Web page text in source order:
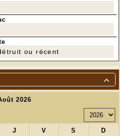

ou récent